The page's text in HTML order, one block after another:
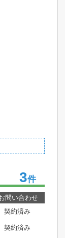
3件
問い合わせ
契約済み
契約済み